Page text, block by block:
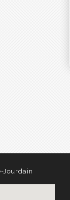
Jourdain